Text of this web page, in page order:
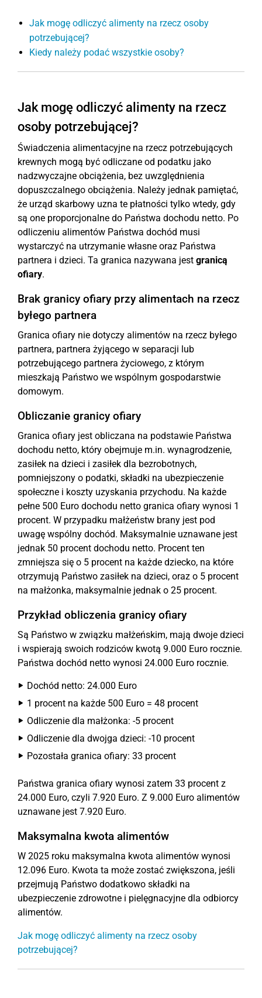
Jak mogę odliczyć alimenty na rzecz osoby
potrzebującej?
Kiedy należy podać wszystkie osoby?
Jak mogę odliczyć alimenty na rzecz
osoby potrzebującej?
Świadczenia alimentacyjne na rzecz potrzebujących
krewnych mogą być odliczane od podatku jako
nadzwyczajne obciążenia, bez uwzględnienia
dopuszczalnego obciążenia. Należy jednak pamiętać,
że urząd skarbowy uzna te płatności tylko wtedy, gdy
są one proporcjonalne do Państwa dochodu netto. Po
odliczeniu alimentów Państwa dochód musi
wystarczyć na utrzymanie własne oraz Państwa
partnera i dzieci. Ta granica nazywana jest granicą
ofiary.
Brak granicy ofiary przy alimentach na rzecz
byłego partnera
Granica ofiary nie dotyczy alimentów na rzecz byłego
partnera, partnera żyjącego w separacji lub
potrzebującego partnera życiowego, z którym
mieszkają Państwo we wspólnym gospodarstwie
domowym.
Obliczanie granicy ofiary
Granica ofiary jest obliczana na podstawie Państwa
dochodu netto, który obejmuje m.in. wynagrodzenie,
zasiłek na dzieci i zasiłek dla bezrobotnych,
pomniejszony o podatki, składki na ubezpieczenie
społeczne i koszty uzyskania przychodu. Na każde
pełne 500 Euro dochodu netto granica ofiary wynosi 1
procent. W przypadku małżeństw brany jest pod
uwagę wspólny dochód. Maksymalnie uznawane jest
jednak 50 procent dochodu netto. Procent ten
zmniejsza się o 5 procent na każde dziecko, na które
otrzymują Państwo zasiłek na dzieci, oraz o 5 procent
na małżonka, maksymalnie jednak o 25 procent.
Przykład obliczenia granicy ofiary
Są Państwo w związku małżeńskim, mają dwoje dzieci
i wspierają swoich rodziców kwotą 9.000 Euro rocznie.
Państwa dochód netto wynosi 24.000 Euro rocznie.
Dochód netto: 24.000 Euro
1 procent na każde 500 Euro = 48 procent
Odliczenie dla małżonka: -5 procent
Odliczenie dla dwojga dzieci: -10 procent
Pozostała granica ofiary: 33 procent
Państwa granica ofiary wynosi zatem 33 procent z
24.000 Euro, czyli 7.920 Euro. Z 9.000 Euro alimentów
uznawane jest 7.920 Euro.
Maksymalna kwota alimentów
W 2025 roku maksymalna kwota alimentów wynosi
12.096 Euro. Kwota ta może zostać zwiększona, jeśli
przejmują Państwo dodatkowo składki na
ubezpieczenie zdrowotne i pielęgnacyjne dla odbiorcy
alimentów.
Jak mogę odliczyć alimenty na rzecz osoby
potrzebującej?